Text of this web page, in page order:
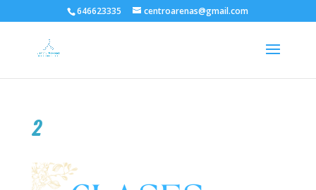
646623335 centroarenas@gmail.com
2